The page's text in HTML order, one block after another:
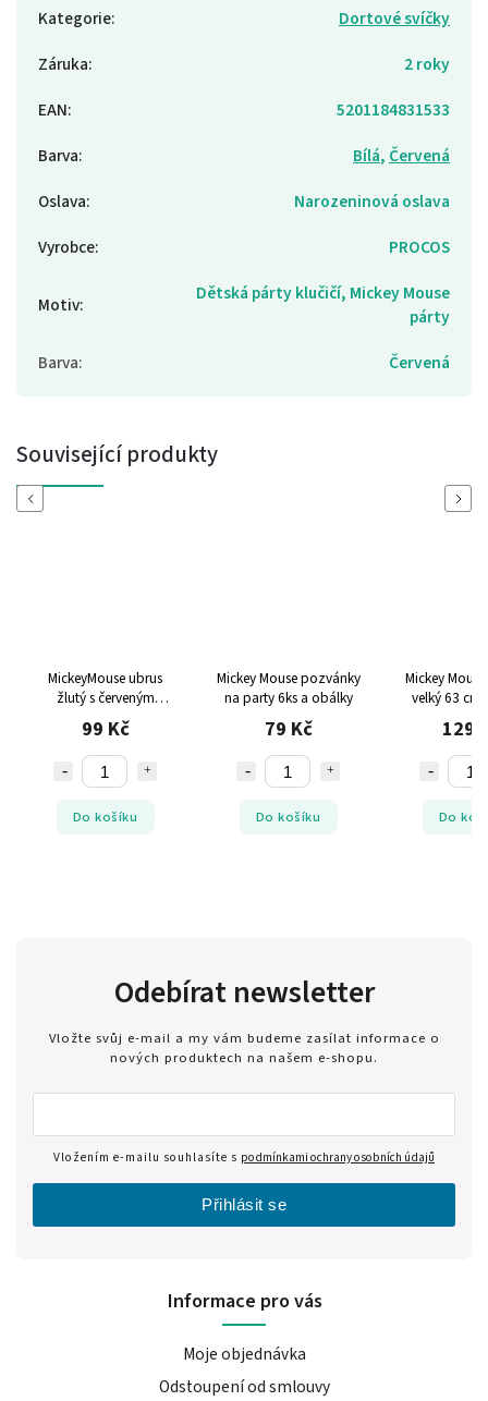
Kategorie:
Dortové svíčky
Záruka:
2 roky
EAN:
5201184831533
Barva: Bílá, Červená
Oslava:
Narozeninová oslava
Vyrobce: PROCOS
Motiv:
Dětská párty klučičí, Mickey Mouse
párty
Barva: Červená
Související produkty
Previous
MickeyMouse ubrus
žlutý s červeným
okrajem 120cm x
180cm
99 Kč
Do košíku
Mickey Mouse pozvánky
na party 6ks a obálky
79 Kč
Do košíku
Mickey
velký 63 cm
129
Do
Next
Informace pro vás
Moje objednávka
Odstoupení od smlouvy
Odebírat newsletter
Vložte svůj e-mail a my vám budeme zasílat informace o
nových produktech na našem e-shopu.
Vložením e-mailu souhlasíte s podmínkami ochrany osobních údajů
Přihlásit se